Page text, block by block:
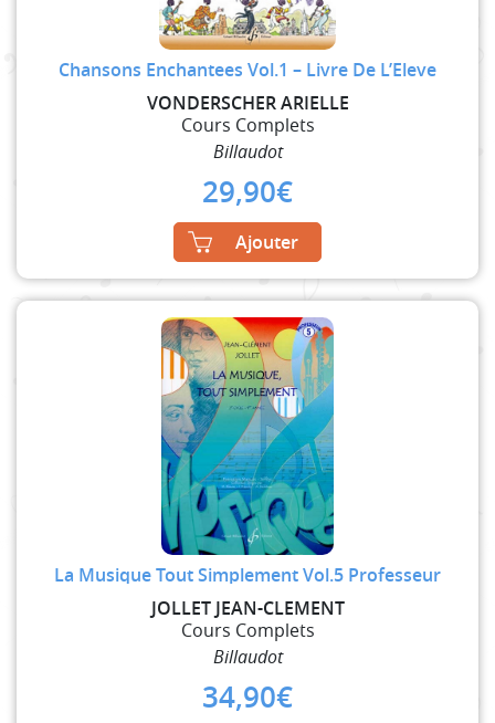
Chansons Enchantees Vol.1 – Livre De L’Eleve
VONDERSCHER ARIELLE
Cours Complets
Billaudot
29,90€
Ajouter
La Musique Tout Simplement Vol.5 Professeur
JOLLET JEAN-CLEMENT
Cours Complets
Billaudot
34,90€